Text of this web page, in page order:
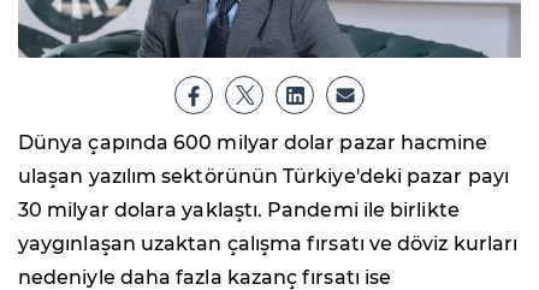
Dünya çapında 600 milyar dolar pazar hacmine
ulaşan yazılım sektörünün Türkiye'deki pazar payı
30 milyar dolara yaklaştı. Pandemi ile birlikte
yaygınlaşan uzaktan çalışma fırsatı ve döviz kurları
nedeniyle daha fazla kazanç fırsatı ise